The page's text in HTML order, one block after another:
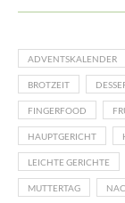
ADVENTSKALENDER
BROTZEIT
FINGERFOOD
HAUPTGERICHT
LEICHTE GERICHTE
MUTTERTAG